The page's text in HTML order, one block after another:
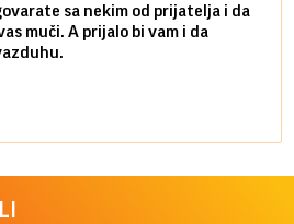
sa nekim od prijatelja i da
muči. A prijalo bi vam i da